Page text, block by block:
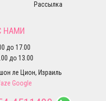
Рассылка
НАМИ
до 17.00
до 13.00
ле Цион, Израиль
Google